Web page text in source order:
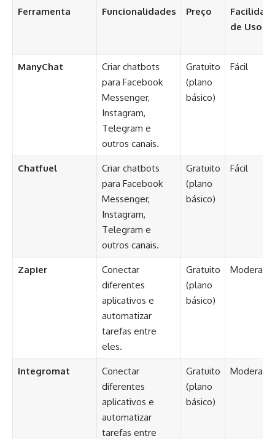
Ferramenta Funcionalidades Preço
de Uso
ManyChat
Criar chatbots
para Facebook
Messenger,
Instagram,
Telegram e
outros canais.
Gratuito
(plano
básico)
Fácil
Chatfuel
Criar chatbots
para Facebook
Messenger,
Instagram,
Telegram e
outros canais.
Gratuito
(plano
básico)
Fácil
Zapier
Conectar
diferentes
aplicativos e
automatizar
tarefas entre
eles.
Gratuito
(plano
básico)
Moderado
Integromat
Conectar
diferentes
aplicativos e
automatizar
tarefas entre
Gratuito
(plano
básico)
Moderado